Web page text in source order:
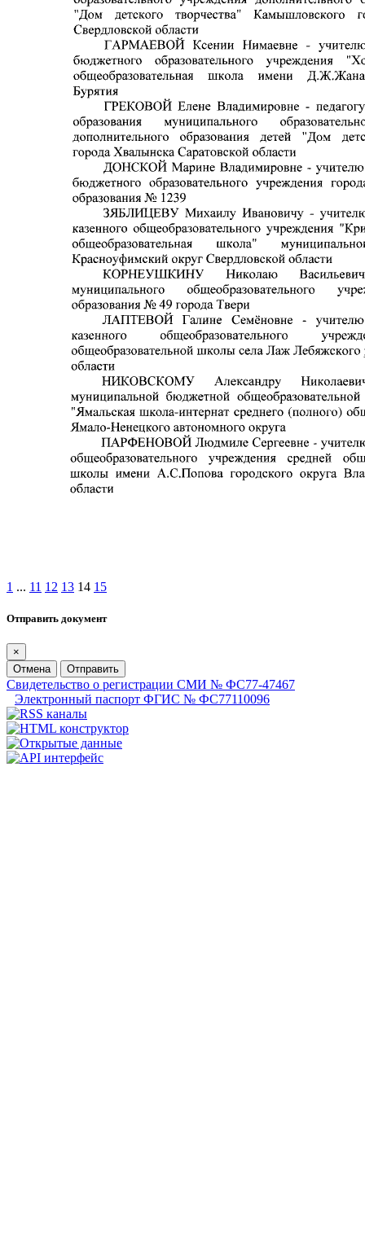
1 ... 11 12 13 14 15
Отправить документ
×
Отмена
Отправить
Свидетельство о регистрации СМИ № ФС77-47467
Электронный паспорт ФГИС № ФС77110096